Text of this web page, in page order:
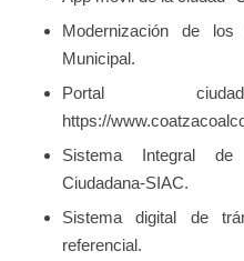
Modernización de los
Municipal.
Portal
https://
Sistema Integral de
Ciudadana-SIAC.
Sistema digital de
referencial.